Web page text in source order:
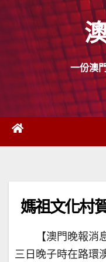
Skip
content
一份澳
媽祖文化村
【澳門晚報
三日晚子時在路環